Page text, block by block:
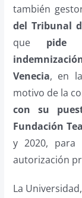
también
del Tribunal
que pide
Venecia, en
motivo de la
con su
Fundación
y 2020, para
autorización
La